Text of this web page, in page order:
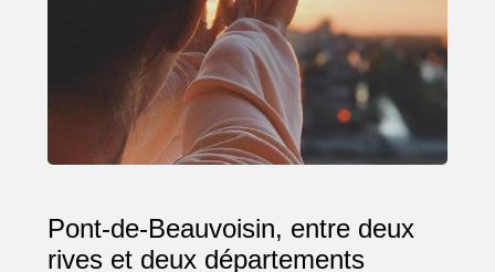
Pont-de-Beauvoisin, entre deux
rives et deux départements